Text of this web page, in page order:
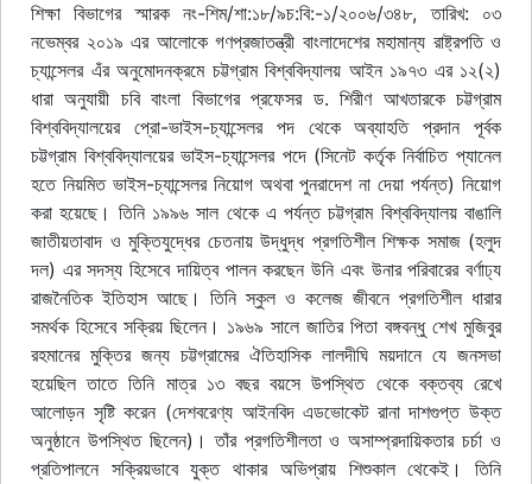
শিক্ষা বিভাগের স্মারক নং-শিম/শা:১৮/৯চ:বি:-১/২০০৬/৩৪৮, তারিখ: ০৩
নভেম্বর ২০১৯ এর আলোকে গণপ্রজাতন্ত্রী বাংলাদেশের মহামান্য রাষ্ট্রপতি ও
চ্যান্সেলর এঁর অনুমোদনক্রমে চট্টগ্রাম বিশ্ববিদ্যালয় আইন ১৯৭৩ এর ১২(২)
ধারা অনুযায়ী চবি বাংলা বিভাগের প্রফেসর ড. শিরীণ আখতারকে চট্টগ্রাম
বিশ্ববিদ্যালয়ের প্রো-ভাইস-চ্যান্সেলর পদ থেকে অব্যাহতি প্রদান পূর্বক
চট্টগ্রাম বিশ্ববিদ্যালয়ের ভাইস-চ্যান্সেলর পদে (সিনেট কর্তৃক নির্বাচিত প্যানেল
হতে নিয়মিত ভাইস-চ্যান্সেলর নিয়োগ অথবা পুনরাদেশ না দেয়া পর্যন্ত) নিয়োগ
করা হয়েছে। তিনি ১৯৯৬ সাল থেকে এ পর্যন্ত চট্টগ্রাম বিশ্ববিদ্যালয় বাঙালি
জাতীয়তাবাদ ও মুক্তিযুদ্ধের চেতনায় উদ্ধুদ্ধ প্রগতিশীল শিক্ষক সমাজ (হলুদ
দল) এর সদস্য হিসেবে দায়িত্ব পালন করছেন উনি এবং উনার পরিবারের বর্ণাঢ্য
রাজনৈতিক ইতিহাস আছে। তিনি স্কুল ও কলেজ জীবনে প্রগতিশীল ধারার
সমর্থক হিসেবে সক্রিয় ছিলেন। ১৯৬৯ সালে জাতির পিতা বঙ্গবন্ধু শেখ মুজিবুর
রহমানের মুক্তির জন্য চট্টগ্রামের ঐতিহাসিক লালদীঘি ময়দানে যে জনসভা
হয়েছিল তাতে তিনি মাত্র ১৩ বছর বয়সে উপস্থিত থেকে বক্তব্য রেখে
আলোড়ন সৃষ্টি করেন (দেশবরেণ্য আইনবিদ এডভোকেট রানা দাশগুপ্ত উক্ত
অনুষ্ঠানে উপস্থিত ছিলেন)। তাঁর প্রগতিশীলতা ও অসাম্প্রদায়িকতার চর্চা ও
প্রতিপালনে সক্রিয়ভাবে যুক্ত থাকার অভিপ্রায় শিশুকাল থেকেই। তিনি